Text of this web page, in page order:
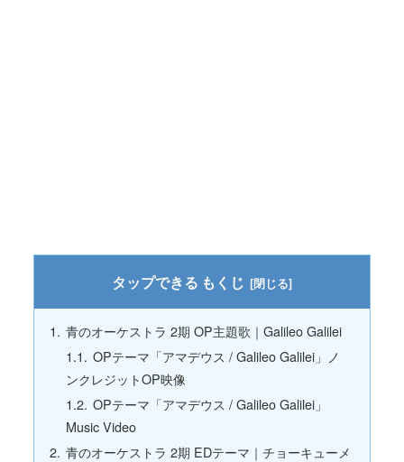
もくじ
青のオーケストラ 2期 OP主題歌｜Galileo Galilei
OPテーマ「アマデウス / Galileo Galilei」ノ
ンクレジットOP映像
OPテーマ「アマデウス / Galileo Galilei」
Music Video
青のオーケストラ 2期 EDテーマ｜チョーキューメ